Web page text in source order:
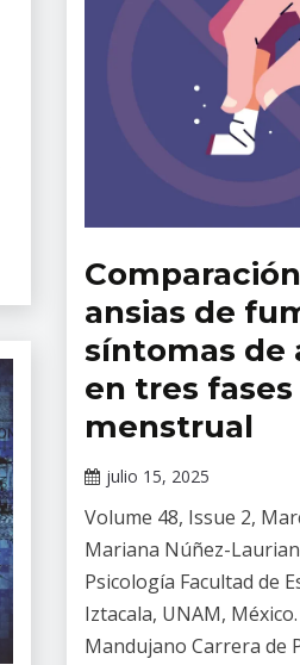
Revista
Mental
ansias de
síntomas de
en tres
menstrual
julio 15, 2025
Gallardo
Volume 48, Issue 2,
Mariana Núñez-
Psicología Facultad de
Iztacala, UNAM,
Mandujano Carrera de